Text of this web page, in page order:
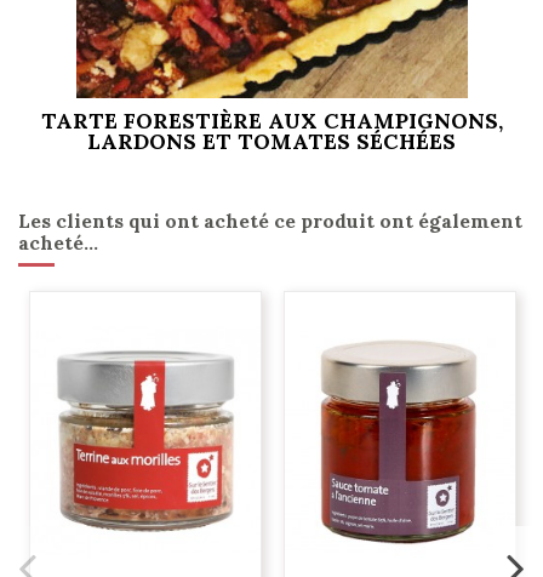
TARTE FORESTIÈRE AUX CHAMPIGNONS,
LARDONS ET TOMATES SÉCHÉES
Les clients qui ont acheté ce produit ont également
acheté...